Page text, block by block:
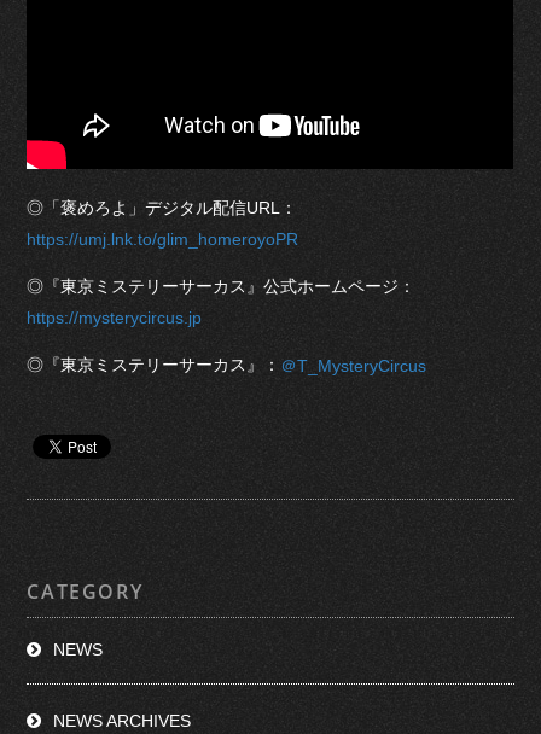
◎「褒めろよ」デジタル配信URL：
https://umj.lnk.to/glim_homeroyoPR
◎『東京ミステリーサーカス』公式ホームページ：
https://mysterycircus.jp
◎『東京ミステリーサーカス』： ＠T_MysteryCircus
CATEGORY
NEWS
NEWS ARCHIVES